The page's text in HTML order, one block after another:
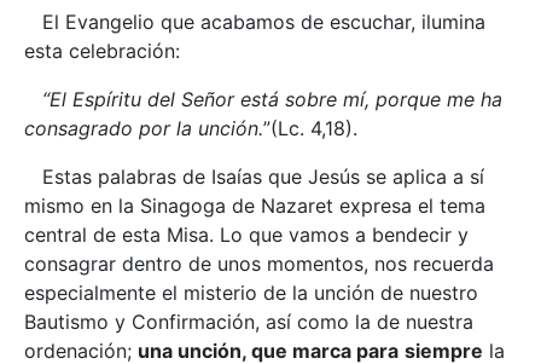
El Evangelio que acabamos de escuchar, ilumina
esta celebración:
“El Espíritu del Señor está sobre mí, porque me ha
consagrado por la unción.”(Lc. 4,18).
Estas palabras de Isaías que Jesús se aplica a sí
mismo en la Sinagoga de Nazaret expresa el tema
central de esta Misa. Lo que vamos a bendecir y
consagrar dentro de unos momentos, nos recuerda
especialmente el misterio de la unción de nuestro
Bautismo y Confirmación, así como la de nuestra
ordenación; una unción, que marca para siempre la